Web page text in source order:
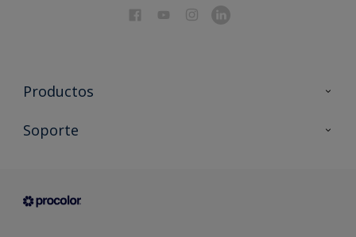
Productos
Todos los productos
Condiciones generales de venta
Soporte
Sobre Procolor